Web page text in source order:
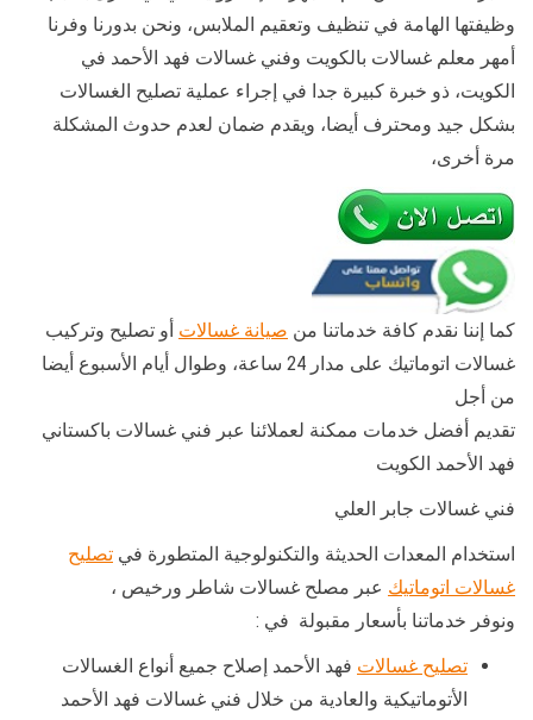
وظيفتها الهامة في تنظيف وتعقيم الملابس، ونحن بدورنا وفرنا
أمهر معلم غسالات بالكويت وفني غسالات فهد الأحمد في
الكويت، ذو خبرة كبيرة جدا في إجراء عملية تصليح الغسالات
بشكل جيد ومحترف أيضا، ويقدم ضمان لعدم حدوث المشكلة
مرة أخرى،
كما إننا نقدم كافة خدماتنا من صيانة غسالات أو تصليح وتركيب
غسالات اتوماتيك على مدار 24 ساعة، وطوال أيام الأسبوع أيضا
من أجل
تقديم أفضل خدمات ممكنة لعملائنا عبر فني غسالات باكستاني
فهد الأحمد الكويت
فني غسالات جابر العلي
استخدام المعدات الحديثة والتكنولوجية المتطورة في تصليح
غسالات اتوماتيك عبر مصلح غسالات شاطر ورخيص ،
ونوفر خدماتنا بأسعار مقبولة في :
تصليح غسالات فهد الأحمد إصلاح جميع أنواع الغسالات
الأتوماتيكية والعادية من خلال فني غسالات فهد الأحمد